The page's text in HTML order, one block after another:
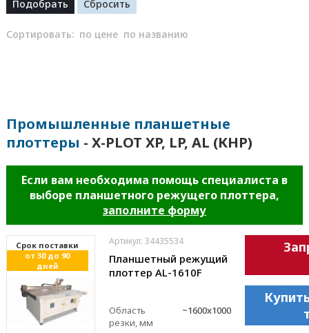
Сортировать: по цене по названию
Промышленные планшетные
плоттеры - X-PLOT XP, LP, AL (КНР)
Если вам необходима помощь специалиста в
выборе планшетного режущего плоттера,
заполните форму
Cрок поставки
от 30 до 90
дней
Артикул: 34435534
Планшетный режущий
плоттер AL-1610F
Область
резки, мм
~1600x1000